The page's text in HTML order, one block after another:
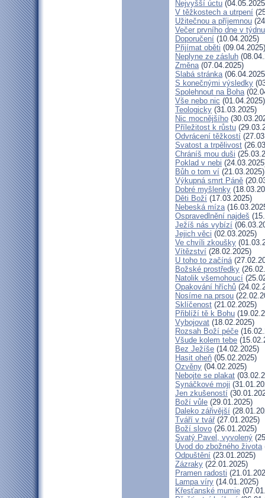
Nejvyšší úctu
V těžkostech a utrpení
Užitečnou a příjemnou
Večer prvního dne v týdnu
Doporučení (10.04.2025)
Přijímat oběti (09.04.2025)
Neplyne ze zásluh
Změna(07.04.2025)
Slabá stránka
S konečnými výsledky
Spolehnout na Boha
Vše nebo nic (01.04.2025)
Teologicky (31.03.2025)
Nic mocnějšího
Příležitost k růstu
Odvrácení těžkostí
Svatost a trpělivost
Chráníš mou duši
Poklad v nebi
Bůh o tom ví (21.03.2025)
Výkupná smrt Páně
Dobré myšlenky
Děti Boží (17.03.2025)
Nebeská míza
Ospravedlnění najdeš
Ježíš nás vybízí
Jejich věci (02.03.2025)
Ve chvíli zkoušky
Vítězství (28.02.2025)
U toho to začíná
Božské prostředky
Natolik všemohoucí
Opakování hříchů
Nosíme na prsou
Sklíčenost (21.02.2025)
Přiblíží tě k Bohu
Vybojovat (18.02.2025)
Rozsah Boží péče
Všude kolem tebe
Bez Ježíše (14.02.2025)
Hasit oheň (05.02.2025)
Ozvěny (04.02.2025)
Nebojte se plakat
Synáčkové moji
Jen zkušeností
Boží vůle (29.01.2025)
Daleko zářivější
Tváří v tvář(27.01.2025)
Boží slovo (26.01.2025)
Svatý Pavel, vyvolený
Úvod do zbožného života
Odpuštění (23.01.2025)
Zázraky (22.01.2025)
Pramen radosti
Lampa víry (14.01.2025)
Křesťanské mumie